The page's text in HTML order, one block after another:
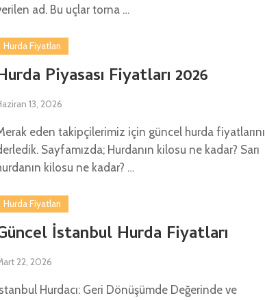
ad. Bu uçlar torna …
Piyasası Fiyatları 2026
Hurda Fiyatları
13, 2026
eden takipçilerimiz için güncel hurda fiyatlarını
Sayfamızda; Hurdanın kilosu ne kadar? Sarı
kilosu ne kadar? …
İstanbul Hurda Fiyatları
Hurda Fiyatları
22, 2026
Hurdacı: Geri Dönüşümde Değerinde ve